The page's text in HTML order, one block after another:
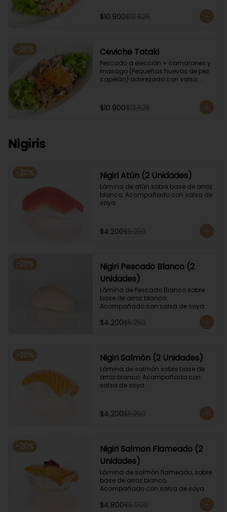
$10.900$13.625
-20% Ceviche Tataki
Pescado a elección + camarones y
masago (Pequeñas huevas de pez
capelán) aderezado con salsa
$10.900$13.625
Nigiris
-20% Nigiri Atún (2 Unidades)
Lámina de atún sobre base de arroz
blanco. Acompañado con salsa de
soya.
$4.200$5.250
-20%
Nigiri Pescado Blanco (2
Unidades)
Lámina de Pescado Blanco sobre
base de arroz blanco.
Acompañado con salsa de soya.
$4.200$5.250
-20% Nigiri Salmón (2 Unidades)
Lámina de salmón sobre base de
arroz blanco. Acompañado con
salsa de soya.
$4.200$5.250
-20%
Nigiri Salmon Flameado (2
Unidades)
Lámina de salmón flameado, sobre
base de arroz blanco.
Acompañado con salsa de soya.
$4.800$6.000